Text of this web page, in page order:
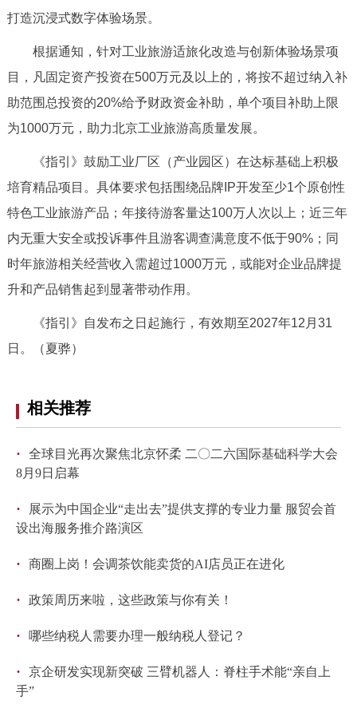
北京概况 十六区概览 人文北京
绿色北京 图说北京 视频北京
多语种
한국어
ESPAÑOL العربية PORTUGUÊS
ITALIANO
打造沉浸式数字体验场景。
根据通知，针对工业旅游适旅化改造与创新体验场景项
目，凡固定资产投资在500万元及以上的，将按不超过纳入补
助范围总投资的20%给予财政资金补助，单个项目补助上限
为1000万元，助力北京工业旅游高质量发展。
《指引》鼓励工业厂区（产业园区）在达标基础上积极
培育精品项目。具体要求包括围绕品牌IP开发至少1个原创性
特色工业旅游产品；年接待游客量达100万人次以上；近三年
内无重大安全或投诉事件且游客调查满意度不低于90%；同
时年旅游相关经营收入需超过1000万元，或能对企业品牌提
升和产品销售起到显著带动作用。
《指引》自发布之日起施行，有效期至2027年12月31
日。（夏骅）
相关推荐
·
全球目光再次聚焦北京怀柔 二〇二六国际基础科学大会
8月9日启幕
·
展示为中国企业“走出去”提供支撑的专业力量 服贸会首
设出海服务推介路演区
· 商圈上岗！会调茶饮能卖货的AI店员正在进化
· 政策周历来啦，这些政策与你有关！
· 哪些纳税人需要办理一般纳税人登记？
·
京企研发实现新突破 三臂机器人：脊柱手术能“亲自上
手”